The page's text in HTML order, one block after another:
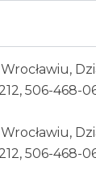
506-468-
506-468-